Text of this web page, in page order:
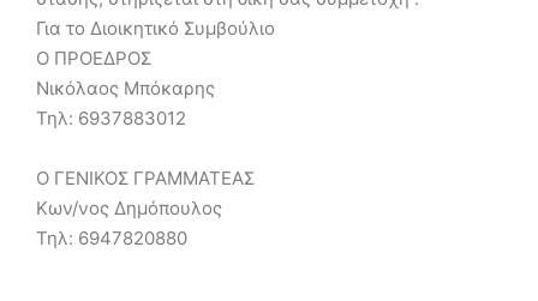
Για το Διοικητικό Συμβούλιο
Ο ΠΡΟΕΔΡΟΣ
Νικόλαος Μπόκαρης
Τηλ: 6937883012
Ο ΓΕΝΙΚΟΣ ΓΡΑΜΜΑΤΕΑΣ
Κων/νος Δημόπουλος
Τηλ: 6947820880